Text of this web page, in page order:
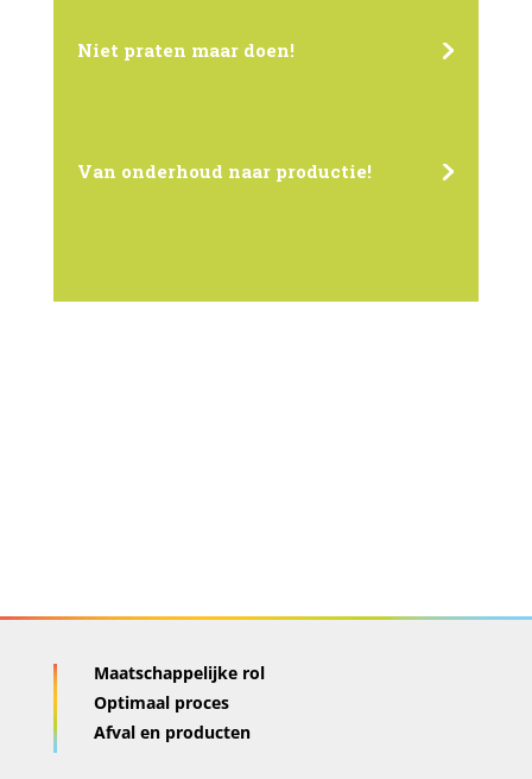
Niet praten maar doen!
Van onderhoud naar productie!
Maatschappelijke rol
Optimaal proces
Afval en producten